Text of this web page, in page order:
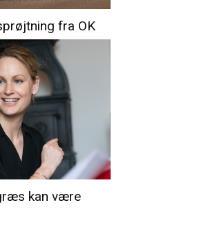
fra OK
kan være